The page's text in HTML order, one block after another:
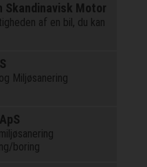
Skandinavisk Motor
af en bil, du kan
Miljøsanering
boring